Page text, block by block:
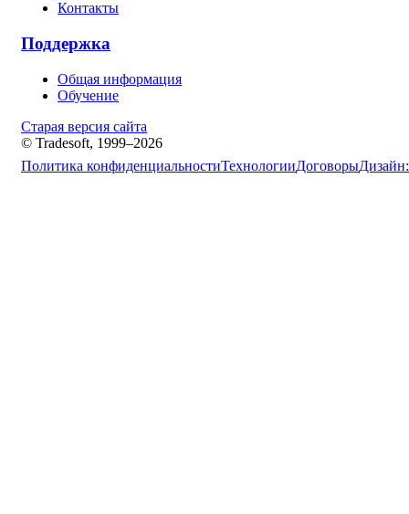
Контакты
Поддержка
Общая информация
Обучение
Старая версия сайта
© Tradesoft, 1999–2026
Политика конфиденциальностиТехнологииДоговорыДизайн: